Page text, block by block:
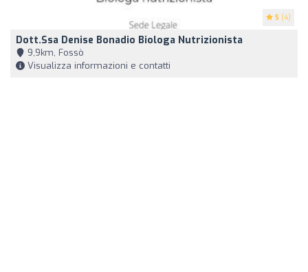
5 (4)
Dott.ssa Denise Bonadio Biologa Nutrizionista
9,9km, Fossò
Visualizza informazioni e contatti